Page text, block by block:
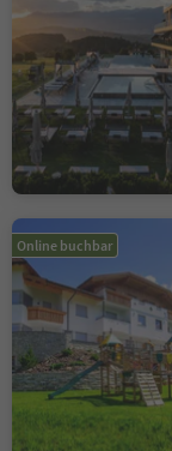
Online buchbar